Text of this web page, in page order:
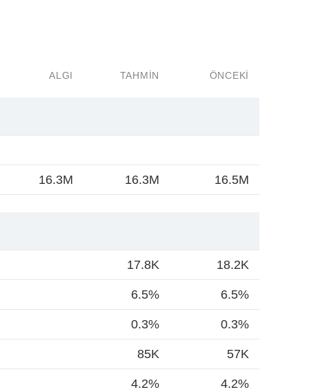
ALGI TAHMIN ÖNCEKI
16.3M 16.3M 16.5M
17.8K 18.2K
6.5% 6.5%
0.3% 0.3%
85K 57K
4.2% 4.2%